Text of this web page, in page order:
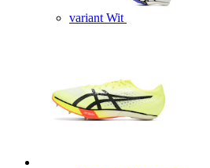
variant Wit